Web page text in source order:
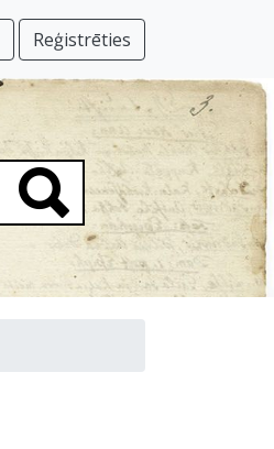
Reģistrēties